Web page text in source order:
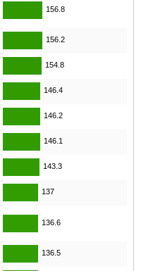
156.8
156.2
154.8
146.4
146.2
146.1
143.3
137
136.6
136.5